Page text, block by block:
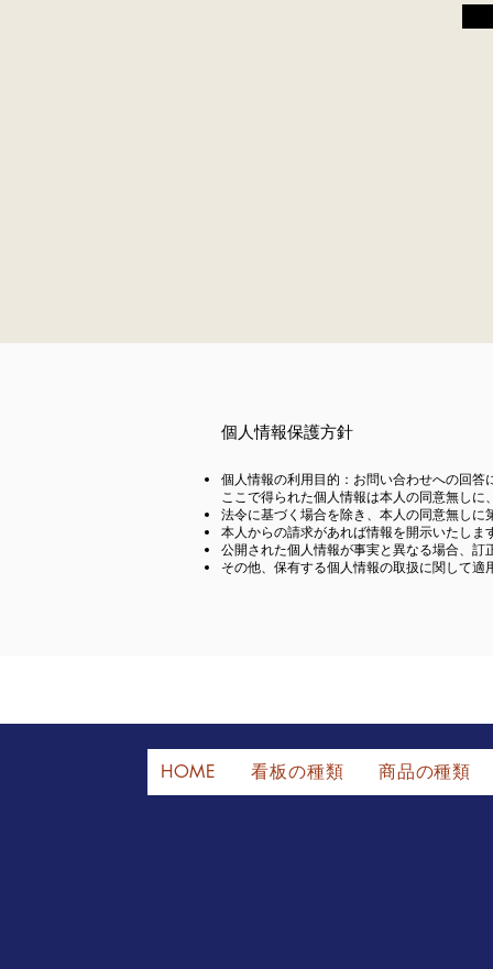
個人情報保護方針
個人情報の利用目的：お問い合わせへの回
ここで得られた個人情報は本人の同意無し
法令に基づく場合を除き、本人の同意無し
本人からの請求があれば情報を開示いたしま
公開された個人情報が事実と異なる場合、訂
その他、保有する個人情報の取扱に関して
HOME 看板の種類 商品の種類